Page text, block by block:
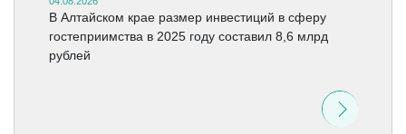
В Алтайском крае размер инвестиций в сферу
гостеприимства в 2025 году составил 8,6 млрд
рублей